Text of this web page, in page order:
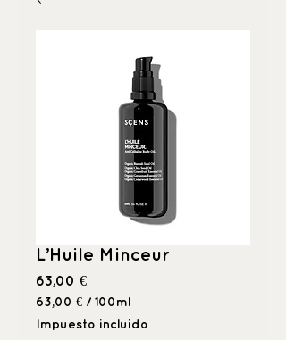
L’Huile Minceur
63,00 €Precio
63,00 € / 100ml
63,00 €
por
Impuesto incluido